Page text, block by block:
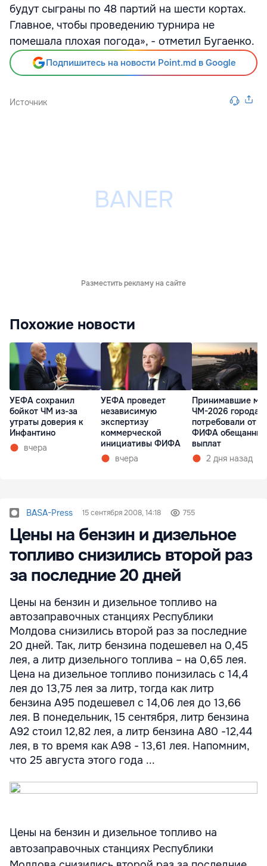
будут сыграны по 48 партий на шести кортах.
Главное, чтобы проведению турнира не
помешала плохая погода», - отметил Бугаенко.
Подпишитесь на новости Point.md в Google
Источник
Разместить рекламу на сайте
Похожие новости
УЕФА сохранил
бойкот ЧМ из-за
утраты доверия к
Инфантино
вчера
УЕФА проведет
независимую
экспертизу
коммерческой
инициативы ФИФА
вчера
Принимавшие
ЧМ-2026 города
потребовали от
ФИФА обещанных
выплат
2 дня назад
BASA-Press 15 сентября 2008, 14:18 755
Цены на бензин и дизельное
топливо снизились второй раз
за последние 20 дней
Цены на бензин и дизельное топливо на
автозаправочных станциях Республики
Молдова снизились второй раз за последние
20 дней. Так, литр бензина подешевел на 0,45
лея, а литр дизельного топлива – на 0,65 лея.
Цена на дизельное топливо понизилась с 14,4
лея до 13,75 лея за литр, тогда как литр
бензина A95 подешевел с 14,06 лея до 13,66
лея. В понедельник, 15 сентября, литр бензина
A92 стоил 12,82 лея, а литр бензина A80 -12,44
лея, в то время как A98 - 13,61 лея. Напомним,
что 25 августа этого года ...
Цены на бензин и дизельное топливо на
автозаправочных станциях Республики